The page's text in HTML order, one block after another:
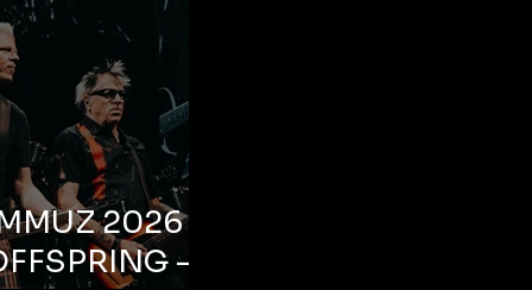
2026 –
–